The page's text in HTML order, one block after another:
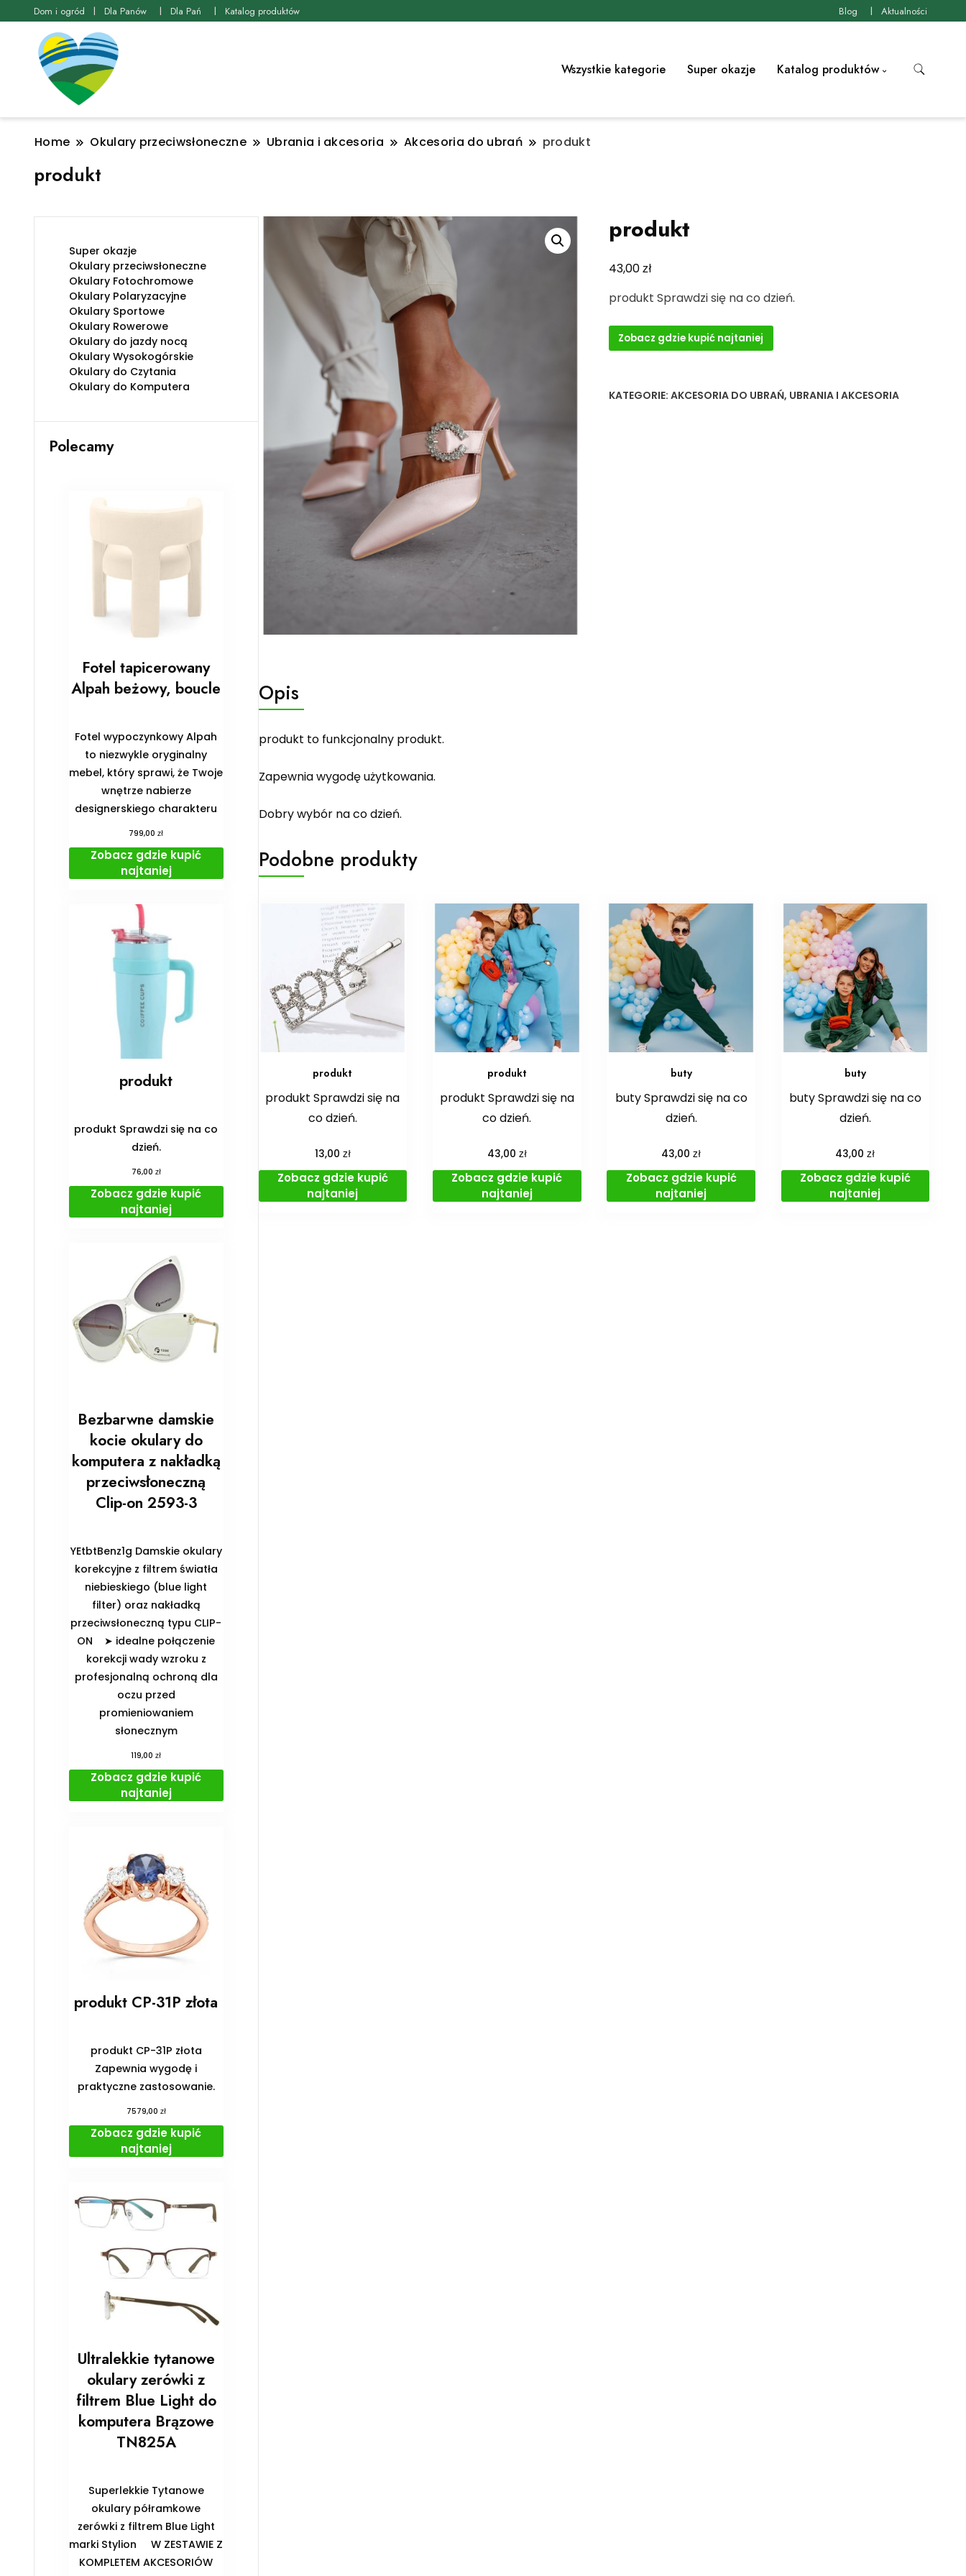
Dom i ogród Dla Panów Dla Pań Katalog produktów Blog Aktualności
Wszystkie kategorie Super okazje Katalog produktów
Home Okulary przeciwsłoneczne Ubrania i akcesoria Akcesoria do ubrań produkt
produkt
produkt
43,00zł
produkt Sprawdzi się na co dzień.
Zobacz gdzie kupić najtaniej
KATEGORIE: AKCESORIA DO UBRAŃ, UBRANIA I AKCESORIA
Opis
produkt to funkcjonalny produkt.
Zapewnia wygodę użytkowania.
Dobry wybór na co dzień.
Podobne produkty
produkt
produkt Sprawdzi się na
co dzień.
13,00 zł
Zobacz gdzie kupić
najtaniej
produkt
produkt Sprawdzi się na
co dzień.
43,00 zł
Zobacz gdzie kupić
najtaniej
buty
buty Sprawdzi się na co
dzień.
43,00zł
Zobacz gdzie kupić
najtaniej
buty
buty Sprawdzi się na co
dzień.
43,00zł
Zobacz gdzie kupić
najtaniej
Super okazje
Okulary przeciwsłoneczne
Okulary Fotochromowe
Okulary Polaryzacyjne
Okulary Sportowe
Okulary Rowerowe
Okulary do jazdy nocą
Okulary Wysokogórskie
Okulary do Czytania
Okulary do Komputera
Polecamy
Fotel tapicerowany
Alpah beżowy, boucle
Fotel wypoczynkowy Alpah
to niezwykle oryginalny
mebel, który sprawi, że Twoje
wnętrze nabierze
designerskiego charakteru
799,00zł
Zobacz gdzie kupić
najtaniej
produkt
produkt Sprawdzi się na co
dzień.
76,00 zł
Zobacz gdzie kupić
najtaniej
Bezbarwne damskie
kocie okulary do
komputera z nakładką
przeciwsłoneczną
Clip-on 2593-3
YEtbtBenz1g Damskie okulary
korekcyjne z filtrem światła
niebieskiego (blue light
filter) oraz nakładką
przeciwsłoneczną typu CLIP-
ON ➤ idealne połączenie
korekcji wady wzroku z
profesjonalną ochroną dla
oczu przed
promieniowaniem
słonecznym
119,00zł
Zobacz gdzie kupić
najtaniej
produkt CP-31P złota
produkt CP-31P złota
Zapewnia wygodę i
praktyczne zastosowanie.
7579,00 zł
Zobacz gdzie kupić
najtaniej
Ultralekkie tytanowe
okulary zerówki z
filtrem Blue Light do
komputera Brązowe
TN825A
Superlekkie Tytanowe
okulary półramkowe
zerówki z filtrem Blue Light
marki Stylion ️W ZESTAWIE Z
KOMPLETEM AKCESORIÓW